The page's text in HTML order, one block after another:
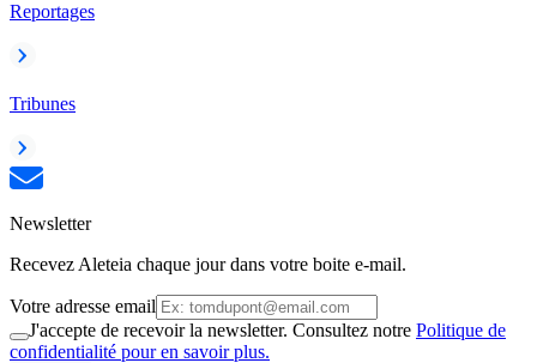
Reportages
Tribunes
Newsletter
Recevez Aleteia chaque jour dans votre boite e-mail.
Votre adresse email
J'accepte de recevoir la newsletter. Consultez notre Politique de
confidentialité pour en savoir plus.